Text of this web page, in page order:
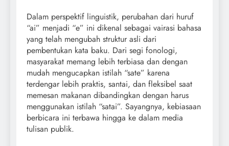
Dalam perspektif linguistik, perubahan dari huruf
“ai” menjadi “e” ini dikenal sebagai vairasi bahasa
yang telah mengubah struktur asli dari
pembentukan kata baku. Dari segi fonologi,
masyarakat memang lebih terbiasa dan dengan
mudah mengucapkan istilah “sate” karena
terdengar lebih praktis, santai, dan fleksibel saat
memesan makanan dibandingkan dengan harus
menggunakan istilah “satai”. Sayangnya, kebiasaan
berbicara ini terbawa hingga ke dalam media
tulisan publik.